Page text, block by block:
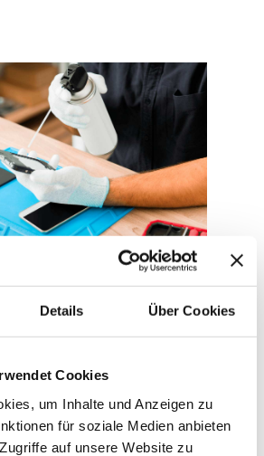
Details Über Cookies
Cookies
um Inhalte und Anzeigen zu
für soziale Medien anbieten
auf unsere Website zu
99,7 % Genauigkeit bei der
umfassende Testlösung für
Trade-In im Geschäft über die
im Lager bis zur Diagnose im